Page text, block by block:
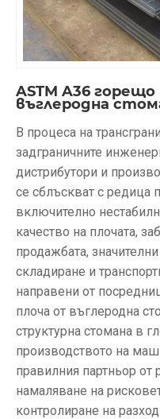
ASTM A36
въглеродна
В процеса на
задграничните
дистрибутори и
се сблъскват с редица
включително
качество на плочата,
продажбата,
складиране и
направени от
плоча от въглеродна
структурна стомана в
производството на
правилния партньор
намаляване на
контролиране на